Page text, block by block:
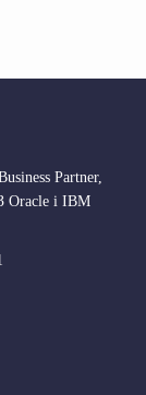
Partner,
Oracle і IBM